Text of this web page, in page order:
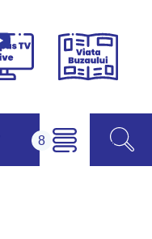
Campus
Viața